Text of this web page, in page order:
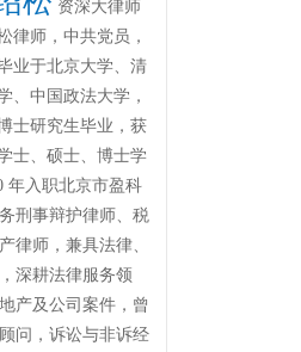
资深大律师
律师，中共党员，
业于北京大学、清
、中国政法大学，
士研究生毕业，获
士、硕士、博士学
年入职北京市盈科
刑事辩护律师、税
律师，兼具法律、
深耕法律服务领
产及公司案件，曾
问，诉讼与非诉经